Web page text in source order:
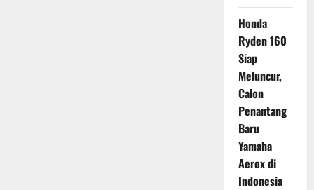
Honda
Ryden 160
Siap
Meluncur,
Calon
Penantang
Baru
Yamaha
Aerox di
Indonesia